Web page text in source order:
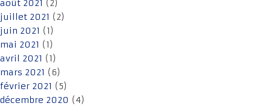
août 2021 (2)
juillet 2021 (2)
juin 2021 (1)
mai 2021 (1)
avril 2021 (1)
mars 2021 (6)
février 2021 (5)
décembre 2020 (4)